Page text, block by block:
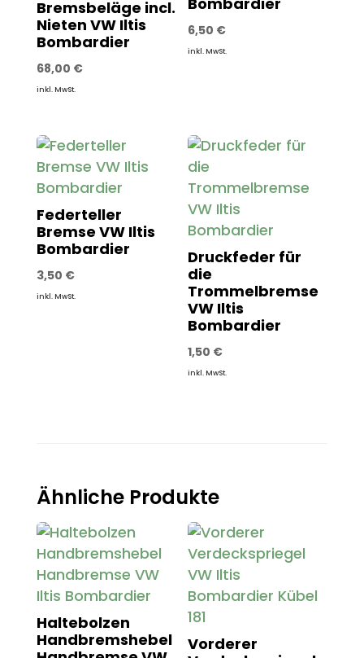
Bremsbeläge incl.
Nieten VW Iltis
Bombardier
68,00 €
inkl. MwSt.
6,50 €
inkl. MwSt.
Federteller
Bremse VW Iltis
Bombardier
3,50 €
inkl. MwSt.
Druckfeder für
die
Trommelbremse
VW Iltis
Bombardier
1,50 €
inkl. MwSt.
Ähnliche Produkte
Haltebolzen
Handbremshebel
Vorderer